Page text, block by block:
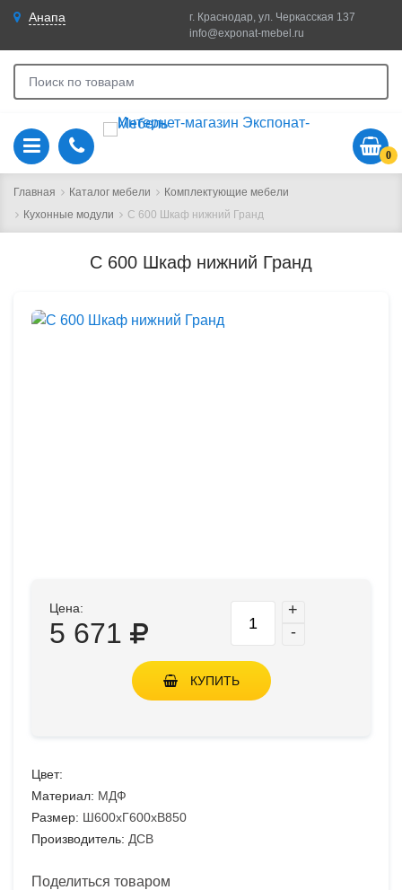
Анапа
г. Краснодар, ул. Черкасская 137
info@exponat-mebel.ru
0
Главная Каталог мебели
Комплектующие мебели
Кухонные модули
С 600 Шкаф нижний Гранд
С 600 Шкаф нижний Гранд
Цена:
5 671
+
-
КУПИТЬ
Цвет:
Материал: МДФ
Размер: Ш600хГ600хВ850
Производитель: ДСВ
Поделиться товаром